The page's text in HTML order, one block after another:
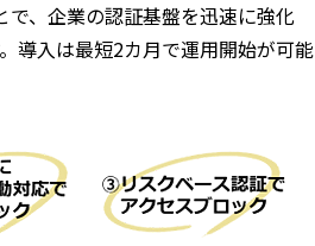
、企業の認証基盤を迅速に強化
導入は最短2カ月で運用開始が可能